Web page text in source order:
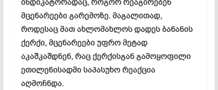
ინდიკატორადაც, როგორ რეაგირებენ
მცენარეები გარემოზე. მაგალითად,
როდესაც მათ ახლომახლოს დადეს ბანანის
ქერქი, მცენარეები უფრო მეტად
აკაშკაშდნენ, რაც ქერქისგან გამოყოფილი
ეთილენისადმი საპასუხო რეაქცია
აღმოჩნდა.